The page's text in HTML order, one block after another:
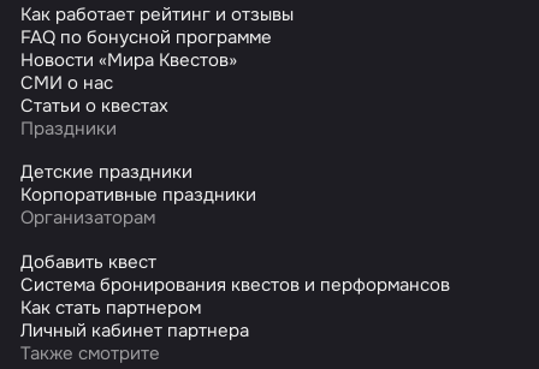
Как работает рейтинг и отзывы
FAQ по бонусной программе
Новости «Мира Квестов»
СМИ о нас
Статьи о квестах
Праздники
Детские праздники
Корпоративные праздники
Организаторам
Добавить квест
Система бронирования квестов и перформансов
Как стать партнером
Личный кабинет партнера
Также смотрите